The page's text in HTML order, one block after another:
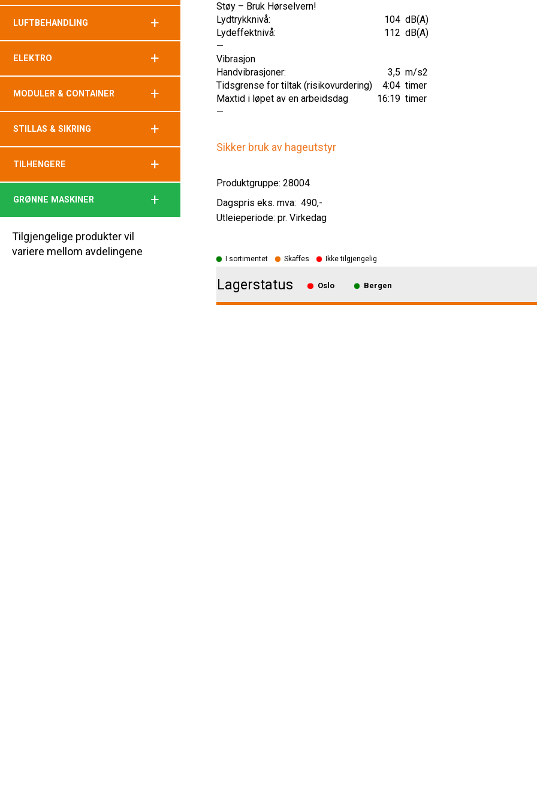
LUFTBEHANDLING +
ELEKTRO +
MODULER & CONTAINER +
STILLAS & SIKRING +
TILHENGERE +
GRØNNE MASKINER +
Tilgjengelige produkter vil
variere mellom avdelingene
Støy – Bruk Hørselvern!
Lydtrykknivå:
104 dB(A)
Lydeffektnivå:
112 dB(A)
—
Vibrasjon
Handvibrasjoner:
3,5 m/s2
Tidsgrense for tiltak (risikovurdering)
4:04 timer
Maxtid i løpet av en arbeidsdag
16:19 timer
—
Sikker bruk av hageutstyr
Produktgruppe: 28004
490,-
Utleieperiode: pr. Virkedag
I sortimentet Skaffes Ikke tilgjengelig
Lagerstatus Oslo Bergen